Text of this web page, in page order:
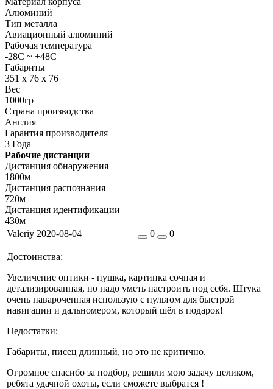
Алюминий
Тип металла
Авиационный алюминий
Рабочая температура
-28C ~ +48C
Габариты
351 x 76 x 76
Вес
1000гр
Страна производства
Англия
Гарантия производителя
3 Года
Рабочие дистанции
Дистанция обнаружения
1800м
Дистанция распознания
720м
Дистанция идентификации
430м
Valeriy 2020-08-04 0 0
Достоинства:
Увеличение оптики - пушка, картинка сочная и
детализированная, но надо уметь настроить под себя. Штука
очень навароченная использую с пультом для быстрой
навигации и дальномером, который шёл в подарок!
Недостатки:
Габариты, писец длинный, но это не критично.
Огромное спасибо за подбор, решили мою задачу целиком,
ребята удачной охоты, если сможете выбратся !